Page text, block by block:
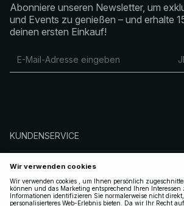
Abonniere unseren Newsletter, um
und Events zu genießen – und erhalte
deinen ersten Einkauf!
KUNDENSERVICE
ÜBER NA-KD
FOLGEN SIE UNS